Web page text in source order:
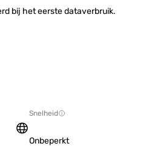
bij het eerste dataverbruik.
Snelheid
Onbeperkt